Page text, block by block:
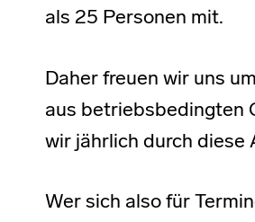
als 25 Personen mit.
Daher freuen wir uns
aus betriebsbedingten
wir jährlich durch diese
Wer sich also für